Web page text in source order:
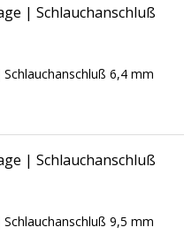
| Schlauchanschluß
6,4 mm
| Schlauchanschluß
9,5 mm